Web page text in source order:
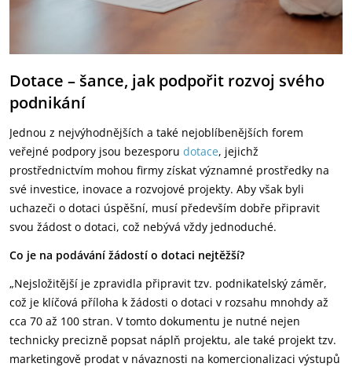
Dotace – šance, jak podpořit rozvoj svého
podnikání
Jednou z nejvýhodnějších a také nejoblíbenějších forem
veřejné podpory jsou bezesporu dotace, jejichž
prostřednictvím mohou firmy získat významné prostředky na
své investice, inovace a rozvojové projekty. Aby však byli
uchazeči o dotaci úspěšní, musí především dobře připravit
svou žádost o dotaci, což nebývá vždy jednoduché.
Co je na podávání žádostí o dotaci nejtěžší?
„Nejsložitější je zpravidla připravit tzv. podnikatelský záměr,
což je klíčová příloha k žádosti o dotaci v rozsahu mnohdy až
cca 70 až 100 stran. V tomto dokumentu je nutné nejen
technicky precizně popsat náplň projektu, ale také projekt tzv.
marketingově prodat v návaznosti na komercionalizaci výstupů